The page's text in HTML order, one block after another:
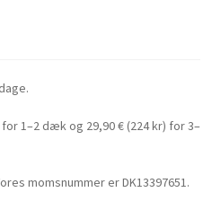
1–2 dæk og 29,90 € (224 kr) for 3–
momsnummer er DK13397651.